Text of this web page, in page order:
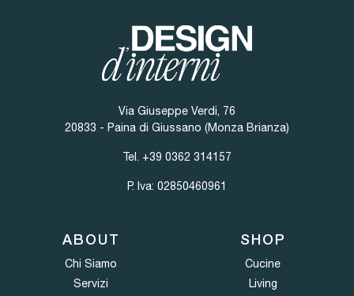
Via Giuseppe Verdi, 76
20833 - Paina di Giussano (Monza Brianza)
Tel. +39 0362 314157
P. Iva: 02850460961
ABOUT
Chi Siamo
Servizi
SHOP
Cucine
Living